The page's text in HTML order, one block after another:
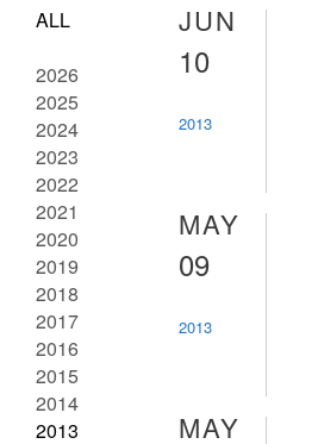
ALL
2026
2025
2024
2023
2022
2021
2020
2019
2018
2017
2016
2015
2014
2013
JUN
10
2013
MAY
09
2013
MAY